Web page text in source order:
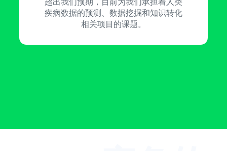
疾病数据的预测、数据挖掘和知识转化
相关项目的课题。